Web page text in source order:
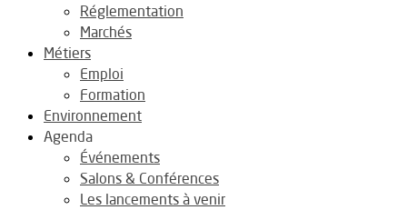
Réglementation
Marchés
Métiers
Emploi
Formation
Environnement
Agenda
Événements
Salons & Conférences
Les lancements à venir